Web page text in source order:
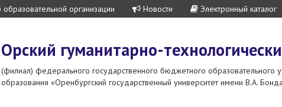
организации Новости Электронный каталог
Орский гуманитарно-
(филиал) федерального государственного бюджетного образовательного
образования «Оренбургский государственный университет имени В.А.